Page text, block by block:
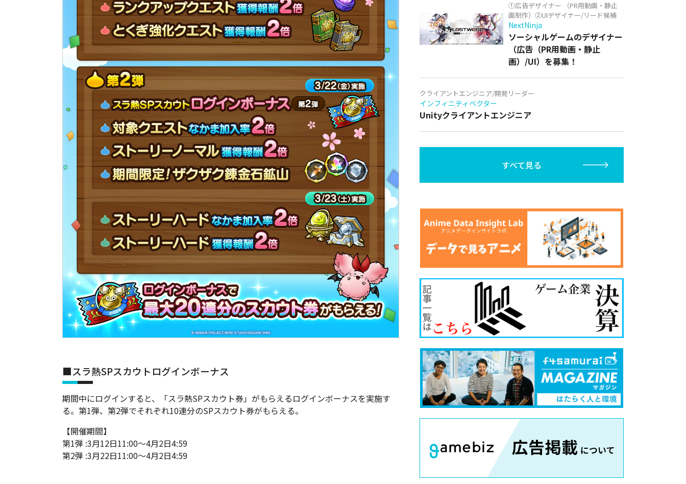
■スラ熱SPスカウトログインボーナス
期間中にログインすると、「スラ熱SPスカウト券」がもらえるログインボーナスを実施す
る。第1弾、第2弾でそれぞれ10連分のSPスカウト券がもらえる。
【開催期間】
第1弾 :3月12日11:00～4月2日4:59
第2弾 :3月22日11:00～4月2日4:59
①広告デザイナー （PR用動画・静止
画制作）②UIデザイナー/リード候補
NextNinja
ソーシャルゲームのデザイナー
（広告（PR用動画・静止
画）/UI）を募集！
クライアントエンジニア/開発リーダー
インフィニティベクター
Unityクライアントエンジニア
すべて見る